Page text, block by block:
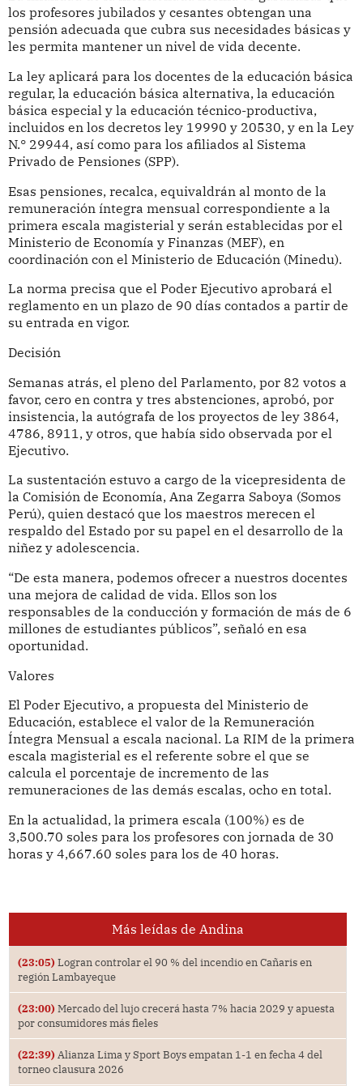
los profesores jubilados y cesantes obtengan una
pensión adecuada que cubra sus necesidades básicas y
les permita mantener un nivel de vida decente.
La ley aplicará para los docentes de la educación básica
regular, la educación básica alternativa, la educación
básica especial y la educación técnico-productiva,
incluidos en los decretos ley 19990 y 20530, y en la Ley
N.° 29944, así como para los afiliados al Sistema
Privado de Pensiones (SPP).
Esas pensiones, recalca, equivaldrán al monto de la
remuneración íntegra mensual correspondiente a la
primera escala magisterial y serán establecidas por el
Ministerio de Economía y Finanzas (MEF), en
coordinación con el Ministerio de Educación (Minedu).
La norma precisa que el Poder Ejecutivo aprobará el
reglamento en un plazo de 90 días contados a partir de
su entrada en vigor.
Decisión
Semanas atrás, el pleno del Parlamento, por 82 votos a
favor, cero en contra y tres abstenciones, aprobó, por
insistencia, la autógrafa de los proyectos de ley 3864,
4786, 8911, y otros, que había sido observada por el
Ejecutivo.
La sustentación estuvo a cargo de la vicepresidenta de
la Comisión de Economía, Ana Zegarra Saboya (Somos
Perú), quien destacó que los maestros merecen el
respaldo del Estado por su papel en el desarrollo de la
niñez y adolescencia.
“De esta manera, podemos ofrecer a nuestros docentes
una mejora de calidad de vida. Ellos son los
responsables de la conducción y formación de más de 6
millones de estudiantes públicos”, señaló en esa
oportunidad.
Valores
El Poder Ejecutivo, a propuesta del Ministerio de
Educación, establece el valor de la Remuneración
Íntegra Mensual a escala nacional. La RIM de la primera
escala magisterial es el referente sobre el que se
calcula el porcentaje de incremento de las
remuneraciones de las demás escalas, ocho en total.
En la actualidad, la primera escala (100%) es de
3,500.70 soles para los profesores con jornada de 30
horas y 4,667.60 soles para los de 40 horas.
Más leídas de Andina
(23:05) Logran controlar el 90 % del incendio en Cañaris en
región Lambayeque
(23:00) Mercado del lujo crecerá hasta 7% hacia 2029 y apuesta
por consumidores más fieles
(22:39) Alianza Lima y Sport Boys empatan 1-1 en fecha 4 del
torneo clausura 2026